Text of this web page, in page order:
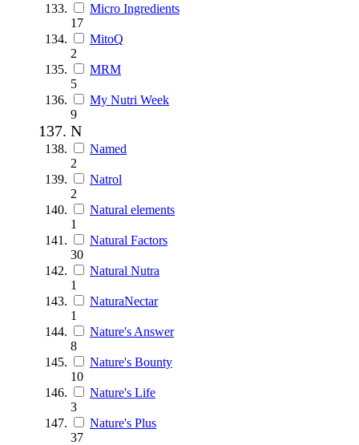
Micro Ingredients
17
MitoQ
2
MRM
5
My Nutri Week
9
N
Named
2
Natrol
2
Natural elements
1
Natural Factors
30
Natural Nutra
1
NaturaNectar
1
Nature's Answer
8
Nature's Bounty
10
Nature's Life
3
Nature's Plus
37